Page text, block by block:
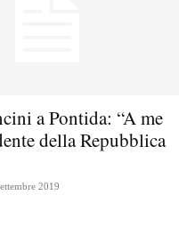
a Pontida: “A me
della Repubblica
2019